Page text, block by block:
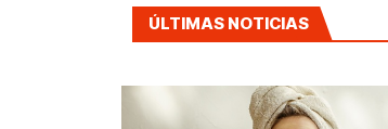
ÚLTIMAS NOTICIAS